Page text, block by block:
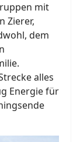
mit
Zierer,
dem
alles
Energie für